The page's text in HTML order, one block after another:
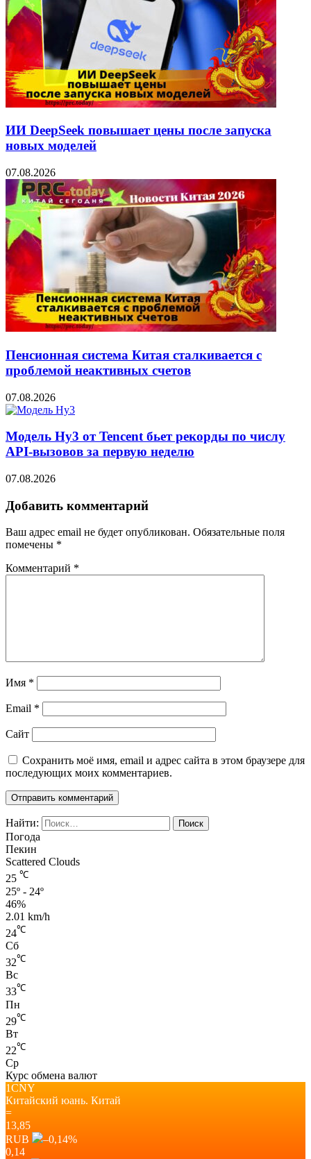
ИИ DeepSeek повышает цены после запуска
новых моделей
07.08.2026
Пенсионная система Китая сталкивается с
проблемой неактивных счетов
07.08.2026
Модель Hy3 от Tencent бьет рекорды по числу
API-вызовов за первую неделю
07.08.2026
Добавить комментарий
Ваш адрес email не будет опубликован. Обязательные поля
помечены *
Комментарий *
Имя *
Email *
Сайт
Сохранить моё имя, email и адрес сайта в этом браузере для
последующих моих комментариев.
Найти:
Погода
Пекин
Scattered Clouds
25 ℃
25º - 24º
46%
2.01 km/h
24℃
Сб
32℃
Вс
33℃
Пн
29℃
Вт
22℃
Ср
Курс обмена валют
1CNY
Китайский юань. Китай
=
13,85
RUB
–0,14%
0,14